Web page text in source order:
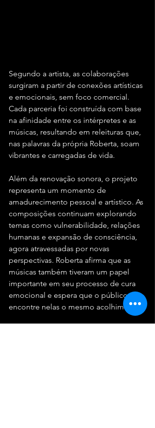
Segundo a artista, as colaborações
surgiram a partir de conexões artísticas
e emocionais, sem foco comercial.
Cada parceria foi construída com base
na afinidade entre os intérpretes e as
músicas, resultando em releituras que,
nas palavras da própria Roberta, soam
vibrantes e carregadas de vida.
Além da renovação sonora, o projeto
representa um momento de
amadurecimento pessoal e artístico. As
composições continuam explorando
temas como vulnerabilidade, relações
humanas e expansão de consciência,
agora atravessadas por novas
perspectivas. Roberta afirma que as
músicas também tiveram um papel
importante em seu processo de cura
emocional e espera que o público
encontre nelas o mesmo acolhimento.